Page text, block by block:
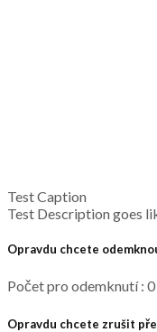
Test Caption
Test Description goes
Opravdu chcete
Počet pro odemknutí : 0
Opravdu chcete zrušit